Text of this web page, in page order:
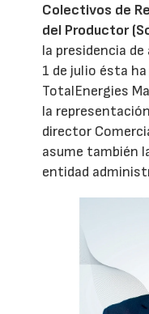
Colectivos de
del Productor
la presidencia
1 de julio ésta
TotalEnergies
la
director
asume también
entidad